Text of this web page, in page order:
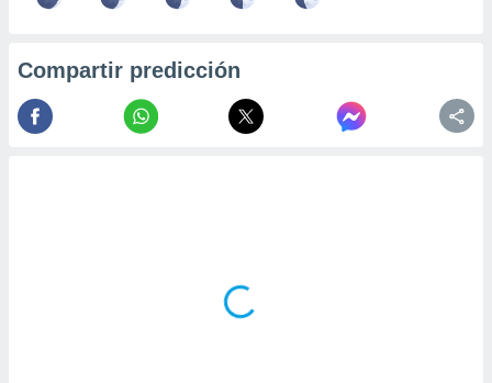
Compartir predicción